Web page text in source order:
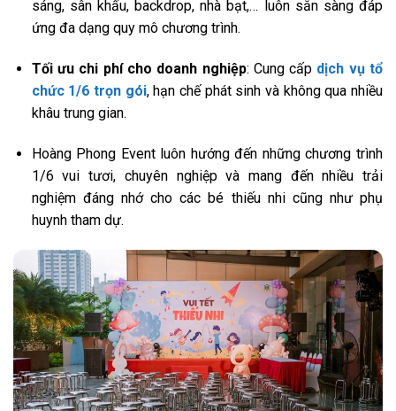
sáng, sân khấu, backdrop, nhà bạt,… luôn sẵn sàng đáp
ứng đa dạng quy mô chương trình.
Tối ưu chi phí cho doanh nghiệp: Cung cấp dịch vụ tổ
chức 1/6 trọn gói, hạn chế phát sinh và không qua nhiều
khâu trung gian.
Hoàng Phong Event luôn hướng đến những chương trình
1/6 vui tươi, chuyên nghiệp và mang đến nhiều trải
nghiệm đáng nhớ cho các bé thiếu nhi cũng như phụ
huynh tham dự.